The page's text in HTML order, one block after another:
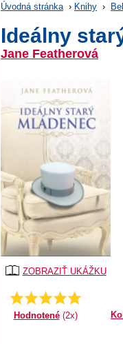
Úvodná stránka › Knihy ›
Ideálny
Jane Featherová
ZOBRAZIŤ UKÁŽKU
Priemer:
5.0
Hodnotené(2x)